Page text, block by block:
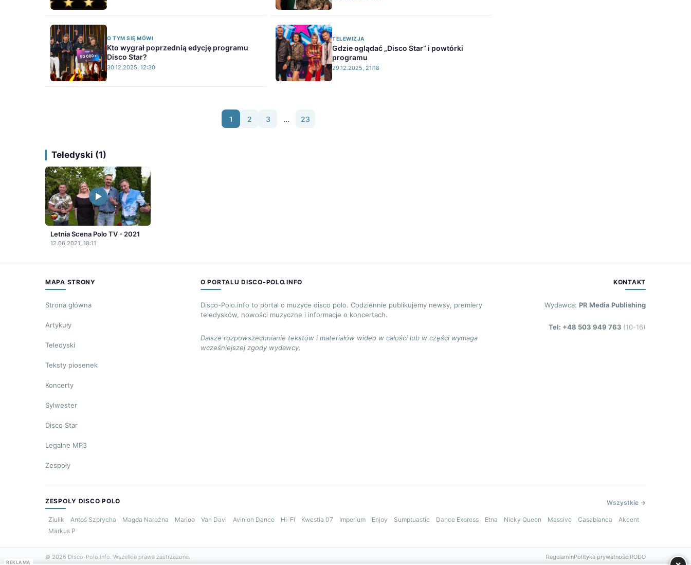
O TYM SIĘ MÓWI
Kto wygrał poprzednią edycję programu
Disco Star?
30.12.2025, 12:30
TELEWIZJA
Gdzie oglądać „Disco Star” i powtórki
programu
29.12.2025, 21:18
1 2 3 ... 23
Teledyski (1)
Letnia Scena Polo TV - 2021
12.06.2021, 18:11
MAPA STRONY
Strona główna
Artykuły
Teledyski
Teksty piosenek
Koncerty
Sylwester
Disco Star
Legalne MP3
Zespoły
O PORTALU DISCO-POLO.INFO
Disco-Polo.info to portal o muzyce disco polo. Codziennie publikujemy newsy, premiery
teledysków, nowości muzyczne i informacje o koncertach.
Dalsze rozpowszechnianie tekstów i materiałów wideo w całości lub w części wymaga
wcześniejszej zgody wydawcy.
KONTAKT
Wydawca: PR Media Publishing
Tel: +48 503 949 763 (10-16)
ZESPOŁY DISCO POLO Wszystkie →
Ziulik Antoś Szprycha Magda Narożna Marioo Van Davi Avinion Dance Hi-Fi Kwestia 07 Imperium Enjoy Sumptuastic Dance Express Etna Nicky Queen Massive Casablanca
Akcent
Markus P
© 2026 Disco-Polo.info. Wszelkie prawa zastrzeżone. RegulaminPolityka prywatnościRODO
REKLAMA